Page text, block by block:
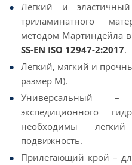
Легкий и
триламинатного
методом Мартиндейла в
SS-EN ISO 12947-2:2017.
Легкий, мягкий и
размер М).
Универсальный
экспедиционного
необходимы
подвижность.
Прилегающий крой –